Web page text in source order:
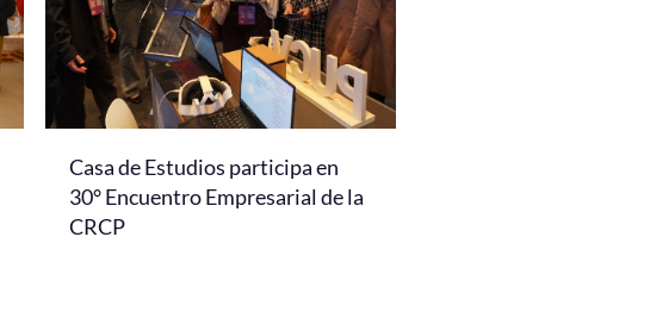
Casa de Estudios participa en
30° Encuentro Empresarial de la
CRCP